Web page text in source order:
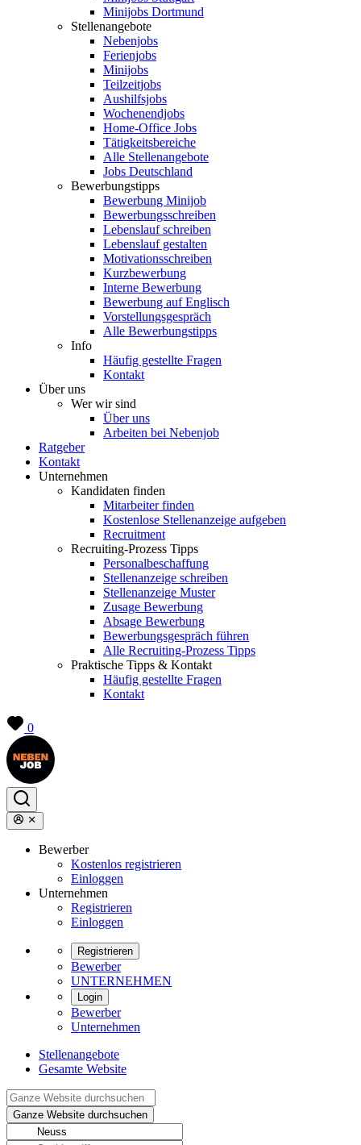
Minijobs Dortmund
Stellenangebote
Nebenjobs
Ferienjobs
Minijobs
Teilzeitjobs
Aushilfsjobs
Wochenendjobs
Home-Office Jobs
Tätigkeitsbereiche
Alle Stellenangebote
Jobs Deutschland
Bewerbungstipps
Bewerbung Minijob
Bewerbungsschreiben
Lebenslauf schreiben
Lebenslauf gestalten
Motivationsschreiben
Kurzbewerbung
Interne Bewerbung
Bewerbung auf Englisch
Vorstellungsgespräch
Alle Bewerbungstipps
Info
Häufig gestellte Fragen
Kontakt
Über uns
Wer wir sind
Über uns
Arbeiten bei Nebenjob
Ratgeber
Kontakt
Unternehmen
Kandidaten finden
Mitarbeiter finden
Kostenlose Stellenanzeige aufgeben
Recruitment
Recruiting-Prozess Tipps
Personalbeschaffung
Stellenanzeige schreiben
Stellenanzeige Muster
Zusage Bewerbung
Absage Bewerbung
Bewerbungsgespräch führen
Alle Recruiting-Prozess Tipps
Praktische Tipps & Kontakt
Häufig gestellte Fragen
Kontakt
0
Bewerber
Kostenlos registrieren
Einloggen
Unternehmen
Registrieren
Einloggen
Registrieren
Bewerber
UNTERNEHMEN
Login
Bewerber
Unternehmen
Stellenangebote
Gesamte Website